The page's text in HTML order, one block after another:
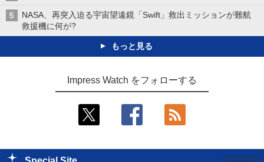
NASA、再突入迫る宇宙望遠鏡「Swift」救出ミッションが難航
救援機に何が?
もっと見る
Impress Watch をフォローする